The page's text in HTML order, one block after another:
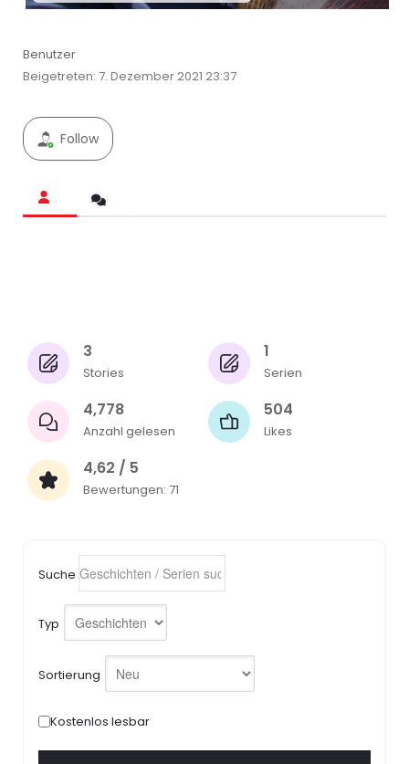
Benutzer
Beigetreten: 7. Dezember 2021 23:37
Follow
3
Stories
1
Serien
4,778
Anzahl gelesen
504
Likes
4,62 / 5
Bewertungen: 71
Suche
Typ
Sortierung
Kostenlos lesbar